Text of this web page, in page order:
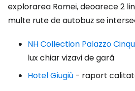
explorarea Romei, deoarece 2
multe rute de autobuz se
NH Collection Palazzo
lux chiar vizavi de gară
Hotel Giugiù - raport